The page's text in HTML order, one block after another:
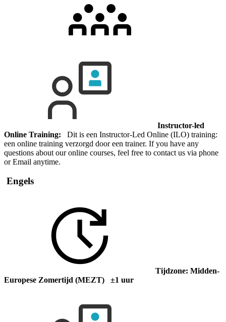
Instructor-led
Online Training: Dit is een Instructor-Led Online (ILO) training:
een online training verzorgd door een trainer. If you have any
questions about our online courses, feel free to contact us via phone
or Email anytime.
Engels
Tijdzone: Midden-
Europese Zomertijd (MEZT) ±1 uur